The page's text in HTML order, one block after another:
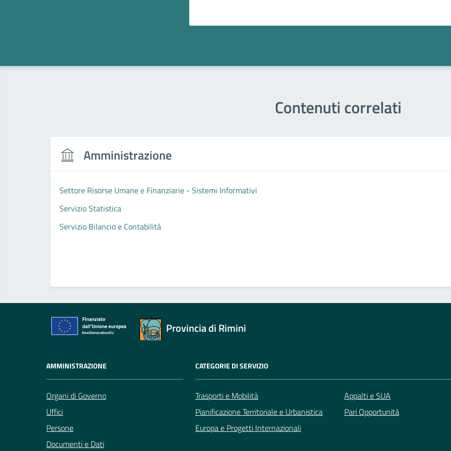
Contenuti correlati
Amministrazione
Settore Risorse Umane e Finanziarie - Sistemi Informativi
Servizio Statistica
Servizio Bilancio e Contabilità
Provincia di Rimini
AMMINISTRAZIONE
Organi di Governo
Uffici
Persone
Documenti e Dati
CATEGORIE DI SERVIZIO
Trasporti e Mobilità
Pianificazione Territoriale e Urbanistica
Europa e Progetti Internazionali
Appalti e SUA
Pari Opportunità